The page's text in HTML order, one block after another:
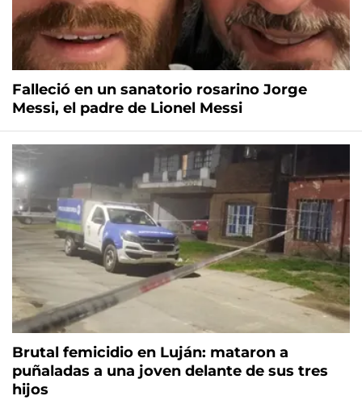
Falleció en un sanatorio rosarino Jorge
Messi, el padre de Lionel Messi
Brutal femicidio en Luján: mataron a
puñaladas a una joven delante de sus tres
hijos